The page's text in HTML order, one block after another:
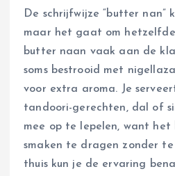
De schrijfwijze “butter nan”
maar het gaat om
butter naan vaak aan de
soms bestrooid met
voor extra aroma. Je
tandoori-gerechten, dal of
mee op te lepelen, want
smaken te dragen zonder te
thuis kun je de ervaring